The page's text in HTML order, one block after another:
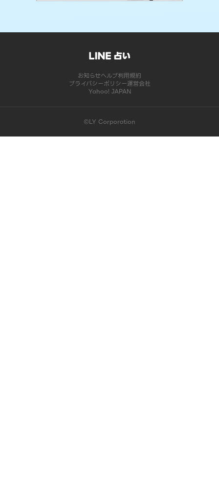
お知らせヘルプ利用規約
プライバシーポリシー運営会社
Yahoo! JAPAN
©LY Corporation
このコンテンツは掲載が終了しました | LINE占い